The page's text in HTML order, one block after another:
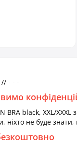
- - -
black, XXL/
ніхто не буде знати,